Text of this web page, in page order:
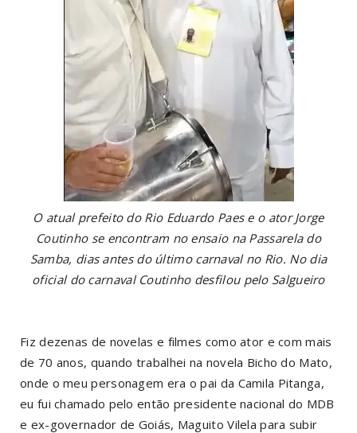
O atual prefeito do Rio Eduardo Paes e o ator Jorge
Coutinho se encontram no ensaio na Passarela do
Samba, dias antes do último carnaval no Rio. No dia
oficial do carnaval Coutinho desfilou pelo Salgueiro
Fiz dezenas de novelas e filmes como ator e com mais
de 70 anos, quando trabalhei na novela Bicho do Mato,
onde o meu personagem era o pai da Camila Pitanga,
eu fui chamado pelo então presidente nacional do MDB
e ex-governador de Goiás, Maguito Vilela para subir